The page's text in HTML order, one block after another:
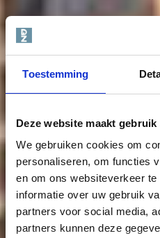
Toestemming
Deze website maakt
We gebruiken cookies om
personaliseren, om functies
en om ons websiteverkeer
informatie over uw gebruik
partners voor social media,
partners kunnen deze